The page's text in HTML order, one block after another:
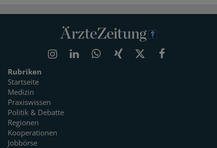
Rubriken
Startseite
Medizin
Praxiswissen
Politik & Debatte
Regionen
Kooperationen
Jobbörse